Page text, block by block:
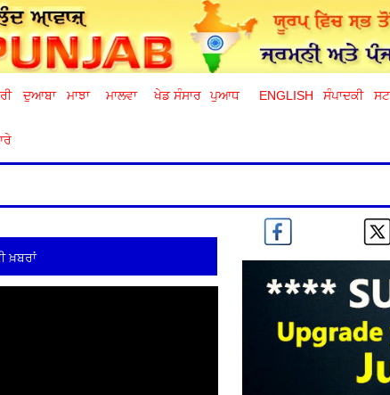
ਦੁਆਬਾ ਮਾਝਾ ਮਾਲਵਾ ਖੇਡ ਸੰਸਾਰ ਪੁਆਧ ENGLISH ਸੰਪਾਦਕੀ
ਖ਼ਬਰਾਂ